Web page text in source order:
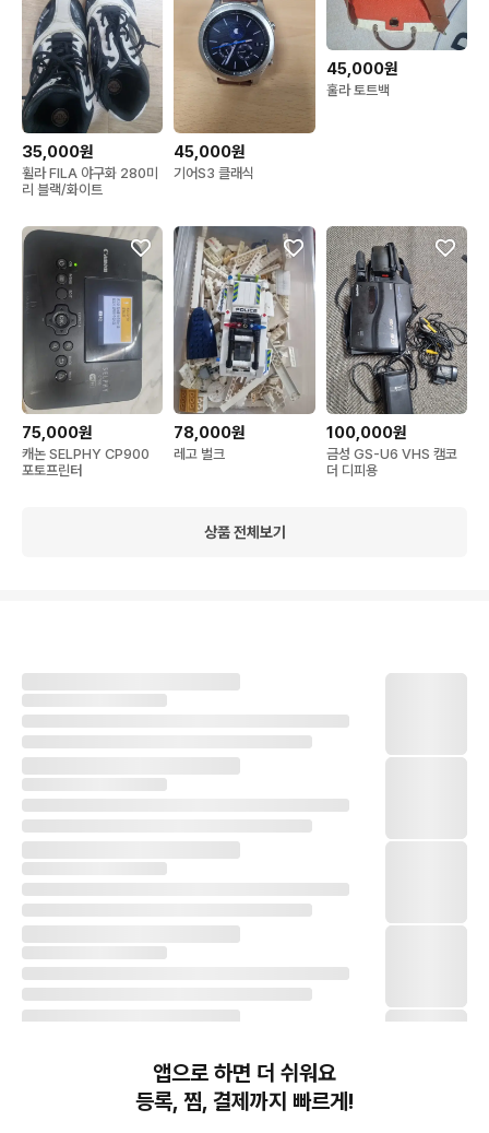
35,000원
휠라 FILA 야구화 280미
리 블랙/화이트
45,000원
기어S3 클래식
45,000원
훌라 토트백
75,000원
캐논 SELPHY CP900
포토프린터
78,000원
레고 벌크
100,000원
금성 GS-U6 VHS 캠코
더 디피용
상품 전체보기
앱으로 하면 더 쉬워요
등록, 찜, 결제까지 빠르게!